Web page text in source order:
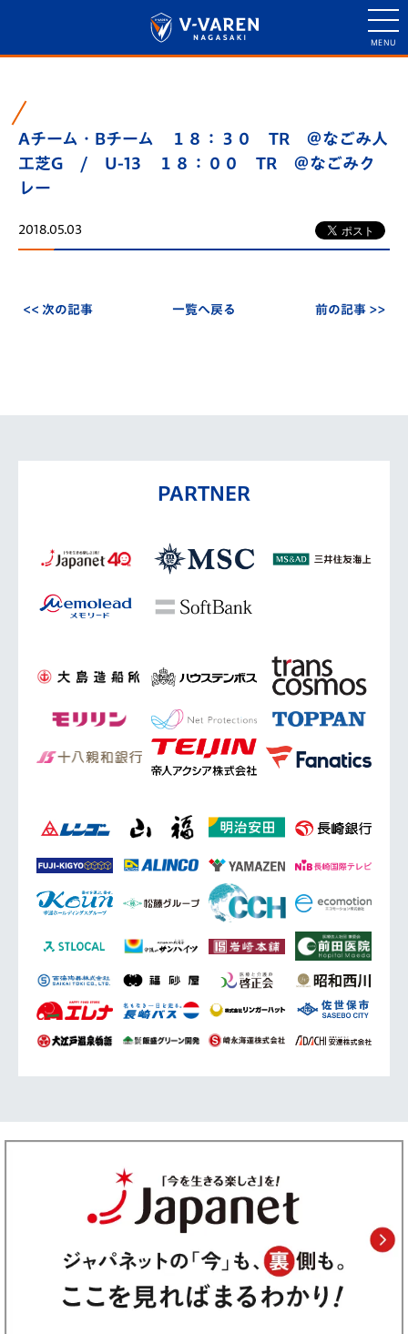
Aチーム・Bチーム １８：３０ TR ＠なごみ人
工芝G / U-13 １８：００ TR ＠なごみク
レー
2018.05.03
<< 次の記事 一覧へ戻る 前の記事 >>
PARTNER